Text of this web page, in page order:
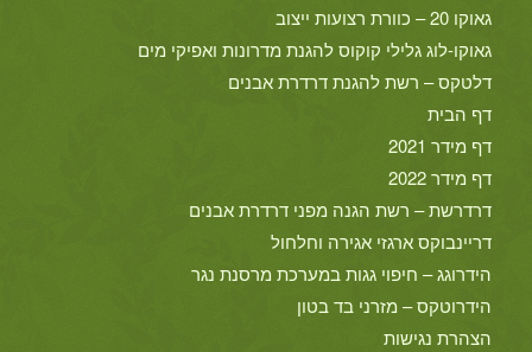
גאוקו 20 – כוורת רצועות ייצוב
גאוקו-לוג גלילי קוקוס להגנת מדרונות ואפיקי מים
דלטקס – רשת להגנת דרדרת אבנים
דף הבית
דף מידר 2021
דף מידר 2022
דרדרשת – רשת הגנה מפני דרדרת אבנים
דריינבוקס ארגזי אגירה וחלחול
הידרוגג – חיפוי גגות במערכת מרסנת נגר
הידרוטקס – מזרני בד בטון
הצהרת נגישות